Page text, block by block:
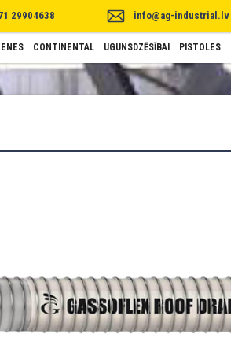
29904638 info@ag-industrial.lv
CONTINENTAL UGUNSDZĒSĪBAI PISTOLES